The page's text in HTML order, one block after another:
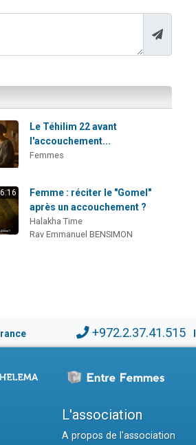
Le Téhilim 22 avant
l'accouchement...
Femmes
6:16
Femme : réciter le "Gomel"
après un accouchement ?
Halakha Time
Rav Emmanuel BENSIMON
+972.2.37.41.515
L'association
A propos de l'association